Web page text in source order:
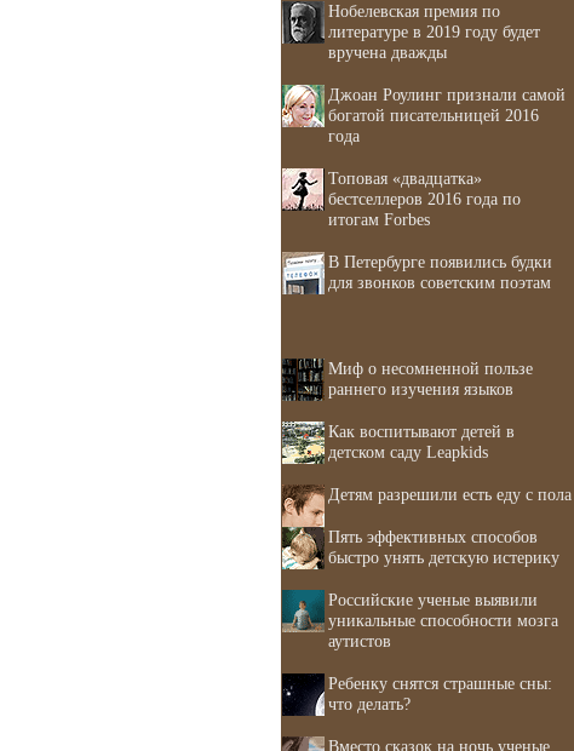
Нобелевская премия по
литературе в 2019 году будет
вручена дважды
Джоан Роулинг признали самой
богатой писательницей 2016
года
Топовая «двадцатка»
бестселлеров 2016 года по
итогам Forbes
В Петербурге появились будки
для звонков советским поэтам
Миф о несомненной пользе
раннего изучения языков
Как воспитывают детей в
детском саду Leapkids
Детям разрешили есть еду с пола
Пять эффективных способов
быстро унять детскую истерику
Российские ученые выявили
уникальные способности мозга
аутистов
Ребенку снятся страшные сны:
что делать?
Вместо сказок на ночь ученые